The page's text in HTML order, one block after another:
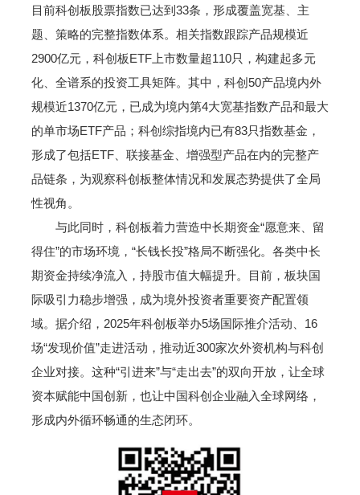
目前科创板股票指数已达到33条，形成覆盖宽基、主
题、策略的完整指数体系。相关指数跟踪产品规模近
2900亿元，科创板ETF上市数量超110只，构建起多元
化、全谱系的投资工具矩阵。其中，科创50产品境内外
规模近1370亿元，已成为境内第4大宽基指数产品和最大
的单市场ETF产品；科创综指境内已有83只指数基金，
形成了包括ETF、联接基金、增强型产品在内的完整产
品链条，为观察科创板整体情况和发展态势提供了全局
性视角。
与此同时，科创板着力营造中长期资金“愿意来、留
得住”的市场环境，“长钱长投”格局不断强化。各类中长
期资金持续净流入，持股市值大幅提升。目前，板块国
际吸引力稳步增强，成为境外投资者重要资产配置领
域。据介绍，2025年科创板举办5场国际推介活动、16
场“发现价值”走进活动，推动近300家次外资机构与科创
企业对接。这种“引进来”与“走出去”的双向开放，让全球
资本赋能中国创新，也让中国科创企业融入全球网络，
形成内外循环畅通的生态闭环。